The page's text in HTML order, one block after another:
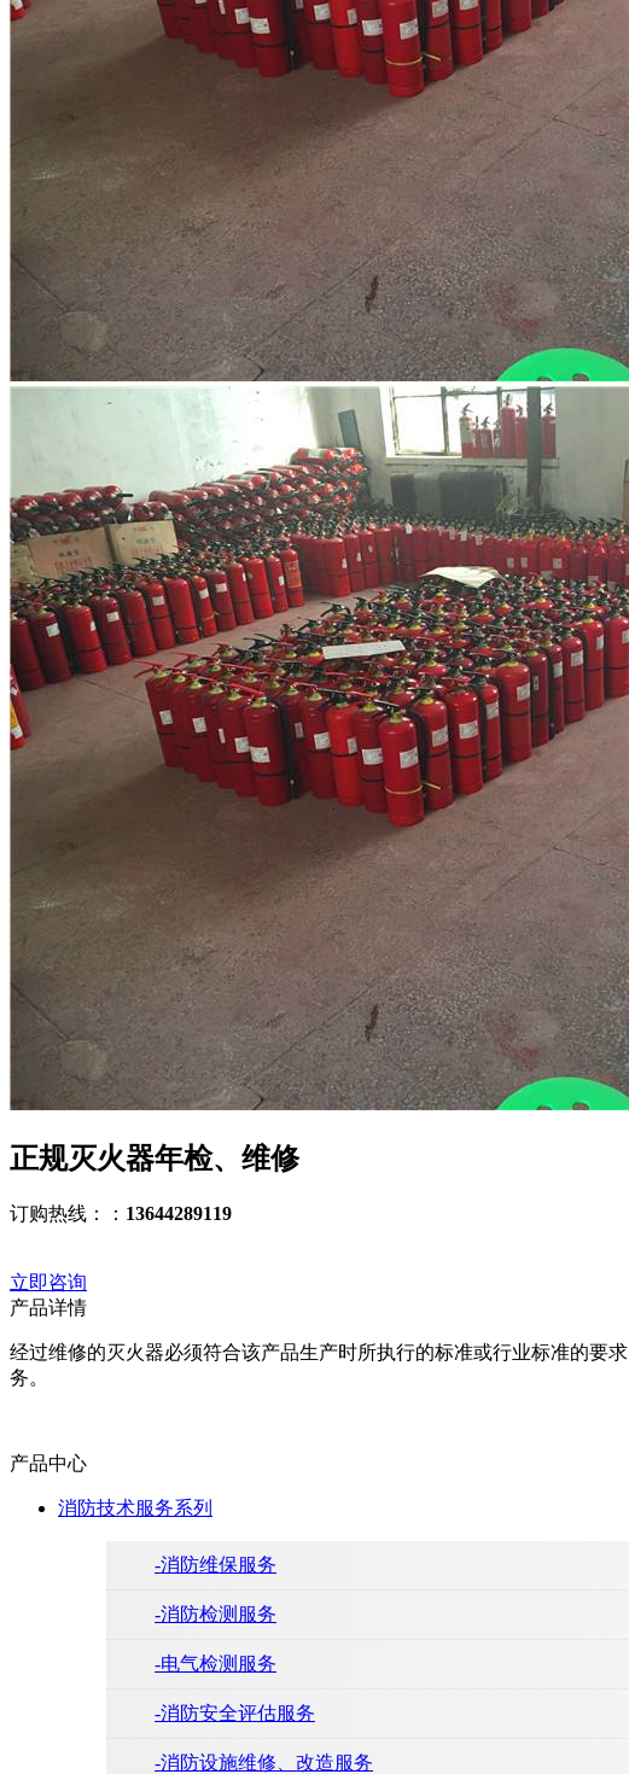
正规灭火器年检、维修
订购热线：： 13644289119
立即咨询
产品详情
经过维修的灭火器必须符合该产品生产时所执行的标准或行业标准的要
务。
产品中心
消防技术服务系列
-消防维保服务
-消防检测服务
-电气检测服务
-消防安全评估服务
-消防设施维修、改造服务